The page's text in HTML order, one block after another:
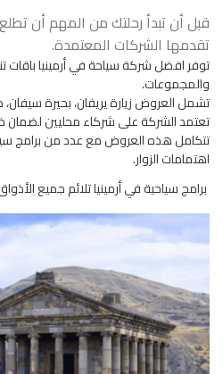
قبل أن تبدأ رحلتك من المهم أن
تقدمها الشركات المعتمدة.
توفر افضل شركة سياحة في أرمينيا باقات
والمجموعات.
تشمل العروض زيارة يريفان، بحيرة سيفان،
تعتمد الشركة على شركاء محليين لضمان
تتكامل هذه العروض مع عدد من برامج
اهتمامات الزوار.
برامج سياحية في أرمينيا تلائم جميع